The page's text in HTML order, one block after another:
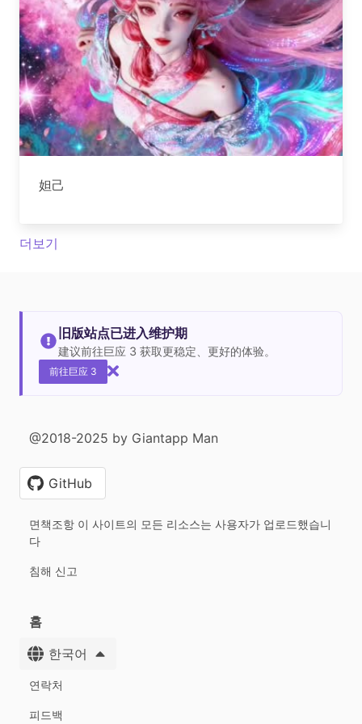
妲己
더보기
旧版站点已进入维护期
建议前往巨应 3 获取更稳定、更好的体验。
前往巨应 3
@2018-2025 by Giantapp Man
GitHub
면책조항 이 사이트의 모든 리소스는 사용자가 업로드했습니
다
침해 신고
홈
한국어
연락처
피드백